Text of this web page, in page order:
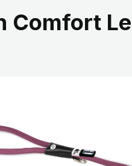
Comfort